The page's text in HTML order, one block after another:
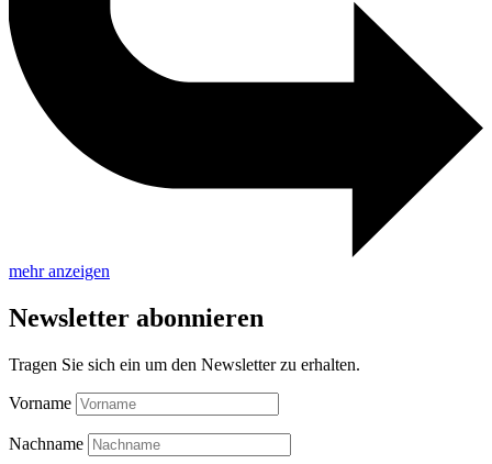
mehr anzeigen
Newsletter abonnieren
Tragen Sie sich ein um den Newsletter zu erhalten.
Vorname
Nachname